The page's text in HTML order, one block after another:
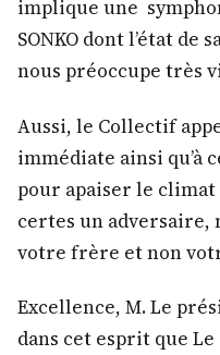
implique une
SONKO dont l’état
nous préoccupe très
Aussi, le Collectif
immédiate ainsi qu’à
pour apaiser le climat
certes un adversaire,
votre frère et non
Excellence, M. Le
dans cet esprit que Le